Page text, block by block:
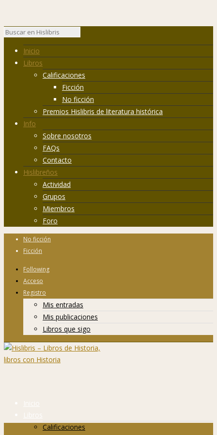
Inicio
Libros
Calificaciones
Ficción
No ficción
Premios Hislibris de literatura histórica
Info
Sobre nosotros
FAQs
Contacto
Hislibreños
Actividad
Grupos
Miembros
Foro
No ficción
Ficción
Following
Acceso
Registro
Mis entradas
Mis publicaciones
Libros que sigo
Inicio
Libros
Calificaciones